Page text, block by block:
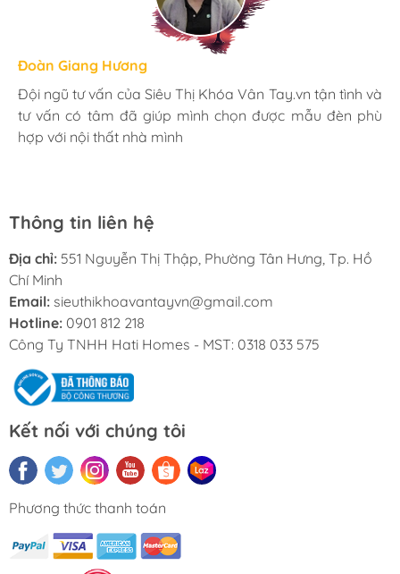
Hương Suri
Mình rất ưng khi đến Siêu Thị Khóa Vân Tay.vn. Ở đây
có rất nhiều mặt hàng phong phú, tha hồ lựa chọn.
Nhân viên chuyên nghiệp, nhiệt tình. Chúc Hati ngày
Đoàn Giang Hương
Đội ngũ tư vấn của Siêu Thị Khóa Vân Tay.vn tận tình và
tư vấn có tâm đã giúp mình chọn được mẫu đèn phù
hợp với nội thất nhà mình
Ngọc Anh
Mua đèn tại Siêu Thị Khóa Vân Tay.vn mình hoàn toàn
yên tâm với chính sách bảo hành 24 tháng tại nhà. Bạn
kĩ thuật lắp đặt rất cận thận và chu đáo
Thông tin liên hệ
Địa chỉ: 551 Nguyễn Thị Thập, Phường Tân Hưng, Tp. Hồ
Chí Minh
Email: sieuthikhoavantayvn@gmail.com
Hotline: 0901 812 218
Công Ty TNHH Hati Homes - MST: 0318 033 575
Kết nối với chúng tôi
Phương thức thanh toán